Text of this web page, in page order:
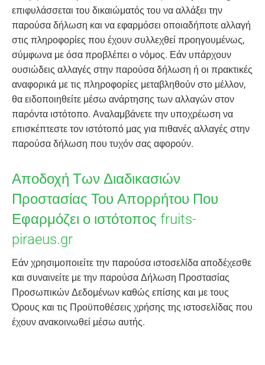
επιφυλάσσεται του δικαιώματός του να αλλάξει την
παρούσα δήλωση και να εφαρμόσει οποιαδήποτε αλλαγή
στις πληροφορίες που έχουν συλλεχθεί προηγουμένως,
σύμφωνα με όσα προβλέπει ο νόμος. Εάν υπάρχουν
ουσιώδεις αλλαγές στην παρούσα δήλωση ή οι πρακτικές
αναφορικά με τις πληροφορίες μεταβληθούν στο μέλλον,
θα ειδοποιηθείτε μέσω ανάρτησης των αλλαγών στον
παρόντα ιστότοπο. Αναλαμβάνετε την υποχρέωση να
επισκέπτεστε τον ιστότοπό μας για πιθανές αλλαγές στην
παρούσα δήλωση που τυχόν σας αφορούν.
Αποδοχή Των Διαδικασιών
Προστασίας Του Απορρήτου Που
Εφαρμόζει ο ιστότοπος fruits-
piraeus.gr
Εάν χρησιμοποιείτε την παρούσα ιστοσελίδα αποδέχεσθε
και συναινείτε με την παρούσα Δήλωση Προστασίας
Προσωπικών Δεδομένων καθώς επίσης και με τους
Όρους και τις Προϋποθέσεις χρήσης της ιστοσελίδας που
έχουν ανακοινωθεί μέσω αυτής.